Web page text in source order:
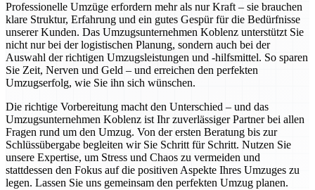
Professionelle Umzüge erfordern mehr als nur Kraft – sie brauchen
klare Struktur, Erfahrung und ein gutes Gespür für die Bedürfnisse
unserer Kunden. Das Umzugsunternehmen Koblenz unterstützt Sie
nicht nur bei der logistischen Planung, sondern auch bei der
Auswahl der richtigen Umzugsleistungen und -hilfsmittel. So sparen
Sie Zeit, Nerven und Geld – und erreichen den perfekten
Umzugserfolg, wie Sie ihn sich wünschen.
Die richtige Vorbereitung macht den Unterschied – und das
Umzugsunternehmen Koblenz ist Ihr zuverlässiger Partner bei allen
Fragen rund um den Umzug. Von der ersten Beratung bis zur
Schlüssübergabe begleiten wir Sie Schritt für Schritt. Nutzen Sie
unsere Expertise, um Stress und Chaos zu vermeiden und
stattdessen den Fokus auf die positiven Aspekte Ihres Umzuges zu
legen. Lassen Sie uns gemeinsam den perfekten Umzug planen.